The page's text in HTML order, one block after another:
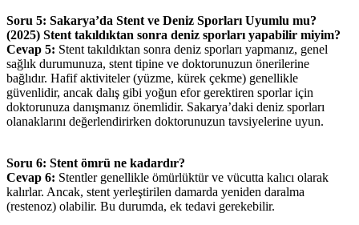
Soru 5: Sakarya’da Stent ve Deniz Sporları Uyumlu mu?
(2025) Stent takıldıktan sonra deniz sporları yapabilir miyim?
Cevap 5: Stent takıldıktan sonra deniz sporları yapmanız, genel
sağlık durumunuza, stent tipine ve doktorunuzun önerilerine
bağlıdır. Hafif aktiviteler (yüzme, kürek çekme) genellikle
güvenlidir, ancak dalış gibi yoğun efor gerektiren sporlar için
doktorunuza danışmanız önemlidir. Sakarya’daki deniz sporları
olanaklarını değerlendirirken doktorunuzun tavsiyelerine uyun.
Soru 6: Stent ömrü ne kadardır?
Cevap 6: Stentler genellikle ömürlüktür ve vücutta kalıcı olarak
kalırlar. Ancak, stent yerleştirilen damarda yeniden daralma
(restenoz) olabilir. Bu durumda, ek tedavi gerekebilir.